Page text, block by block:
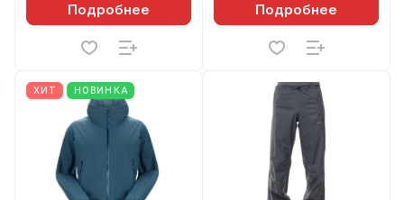
Подробнее Подробнее
ХИТ НОВИНКА